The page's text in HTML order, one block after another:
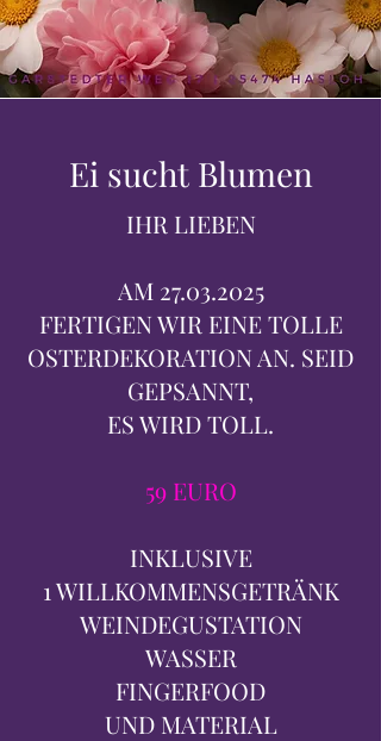
Ei sucht Blumen
IHR LIEBEN
AM 27.03.2025
FERTIGEN WIR EINE TOLLE
OSTERDEKORATION AN. SEID
GEPSANNT,
ES WIRD TOLL.
59 EURO
INKLUSIVE
1 WILLKOMMENSGETRÄNK
WEINDEGUSTATION
WASSER
FINGERFOOD
UND MATERIAL